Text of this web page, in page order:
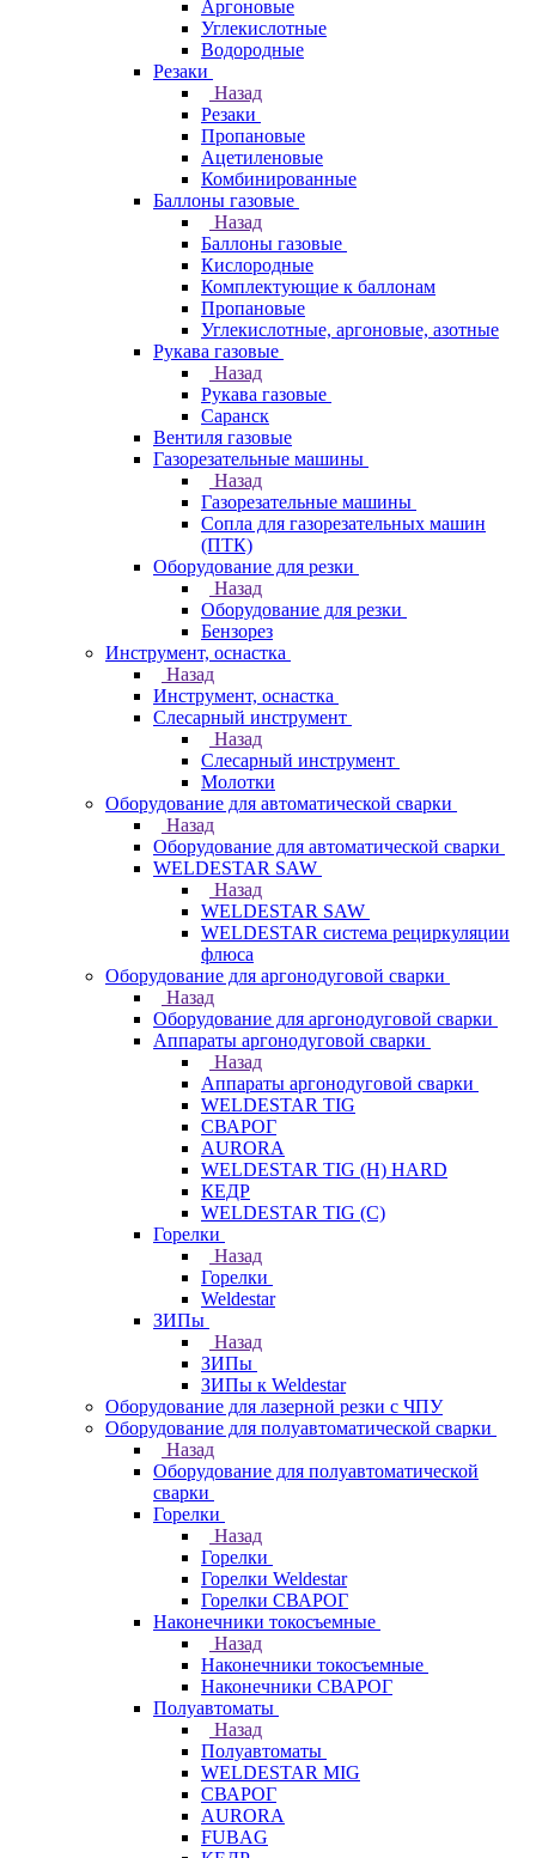
Аргоновые
Углекислотные
Водородные
Резаки
Назад
Резаки
Пропановые
Ацетиленовые
Комбинированные
Баллоны газовые
Назад
Баллоны газовые
Кислородные
Комплектующие к баллонам
Пропановые
Углекислотные, аргоновые, азотные
Рукава газовые
Назад
Рукава газовые
Саранск
Вентиля газовые
Газорезательные машины
Назад
Газорезательные машины
Сопла для газорезательных машин
(ПТК)
Оборудование для резки
Назад
Оборудование для резки
Бензорез
Инструмент, оснастка
Назад
Инструмент, оснастка
Слесарный инструмент
Назад
Слесарный инструмент
Молотки
Оборудование для автоматической сварки
Назад
Оборудование для автоматической сварки
WELDESTAR SAW
Назад
WELDESTAR SAW
WELDESTAR система рециркуляции
флюса
Оборудование для аргонодуговой сварки
Назад
Оборудование для аргонодуговой сварки
Аппараты аргонодуговой сварки
Назад
Аппараты аргонодуговой сварки
WELDESTAR TIG
СВАРОГ
AURORA
WELDESTAR TIG (H) HARD
КЕДР
WELDESTAR TIG (С)
Горелки
Назад
Горелки
Weldestar
ЗИПы
Назад
ЗИПы
ЗИПы к Weldestar
Оборудование для лазерной резки с ЧПУ
Оборудование для полуавтоматической сварки
Назад
Оборудование для полуавтоматической
сварки
Горелки
Назад
Горелки
Горелки Weldestar
Горелки СВАРОГ
Наконечники токосъемные
Назад
Наконечники токосъемные
Наконечники СВАРОГ
Полуавтоматы
Назад
Полуавтоматы
WELDESTAR MIG
СВАРОГ
AURORA
FUBAG